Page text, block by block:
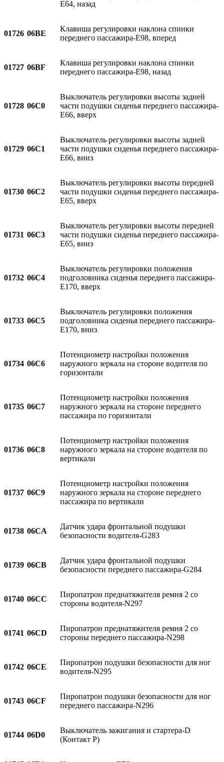
E64, назад
01726 06BE
Клавиша регулировки наклона спинки
переднего пассажира-E98, вперед
01727 06BF
Клавиша регулировки наклона спинки
переднего пассажира-E98, назад
01728 06C0
Выключатель регулировки высоты задней
части подушки сиденья переднего пассажира-
E66, вверх
01729 06C1
Выключатель регулировки высоты задней
части подушки сиденья переднего пассажира-
E66, вниз
01730 06C2
Выключатель регулировки высоты передней
части подушки сиденья переднего пассажира-
E65, вверх
01731 06C3
Выключатель регулировки высоты передней
части подушки сиденья переднего пассажира-
E65, вниз
01732 06C4
Выключатель регулировки положения
подголовника сиденья переднего пассажира-
E170, вверх
01733 06C5
Выключатель регулировки положения
подголовника сиденья переднего пассажира-
E170, вниз
01734 06C6
Потенциометр настройки положения
наружного зеркала на стороне водителя по
горизонтали
01735 06C7
Потенциометр настройки положения
наружного зеркала на стороне переднего
пассажира по горизонтали
01736 06C8
Потенциометр настройки положения
наружного зеркала на стороне водителя по
вертикали
01737 06C9
Потенциометр настройки положения
наружного зеркала на стороне переднего
пассажира по вертикали
01738 06CA
Датчик удара фронтальной подушки
безопасности водителя-G283
01739 06CB
Датчик удара фронтальной подушки
безопасности переднего пассажира-G284
01740 06CC
Пиропатрон преднатяжителя ремня 2 со
стороны водителя-N297
01741 06CD
Пиропатрон преднатяжителя ремня 2 со
стороны переднего пассажира-N298
01742 06CE
Пиропатрон подушки безопасности для ног
водителя-N295
01743 06CF
Пиропатрон подушки безопасности для ног
переднего пассажира-N296
01744 06D0
Выключатель зажигания и стартера-D
(Контакт Р)